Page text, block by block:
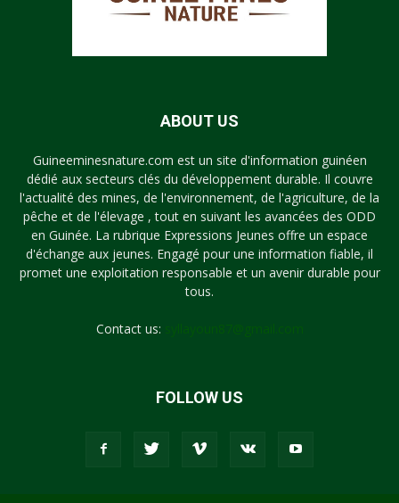
ABOUT US
Guineeminesnature.com est un site d'information guinéen
dédié aux secteurs clés du développement durable. Il couvre
l'actualité des mines, de l'environnement, de l'agriculture, de la
pêche et de l'élevage , tout en suivant les avancées des ODD
en Guinée. La rubrique Expressions Jeunes offre un espace
d'échange aux jeunes. Engagé pour une information fiable, il
promet une exploitation responsable et un avenir durable pour
tous.
Contact us:
FOLLOW US